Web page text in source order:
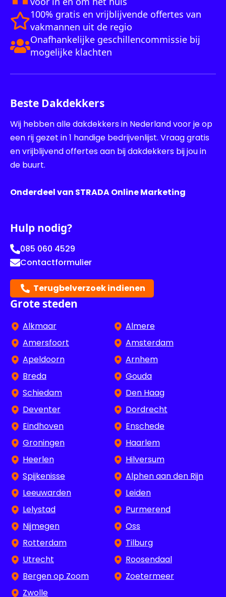
100% gratis en vrijblijvende offertes van
vakmannen uit de regio
Onafhankelijke geschillencommissie bij
mogelijke klachten
Beste Dakdekkers
Wij hebben alle dakdekkers in Nederland voor je op
een rij gezet in 1 handige bedrijvenlijst. Vraag gratis
en vrijblijvend offertes aan bij dakdekkers bij jou in
de buurt.
Onderdeel van STRADA Online Marketing
Hulp nodig?
085 060 4529
Contactformulier
Terugbelverzoek indienen
Grote steden
Alkmaar
Almere
Amersfoort
Amsterdam
Apeldoorn
Arnhem
Breda
Gouda
Schiedam
Den Haag
Deventer
Dordrecht
Eindhoven
Enschede
Groningen
Haarlem
Heerlen
Hilversum
Spijkenisse
Alphen aan den Rijn
Leeuwarden
Leiden
Lelystad
Purmerend
Nijmegen
Oss
Rotterdam
Tilburg
Utrecht
Roosendaal
Bergen op Zoom
Zoetermeer
Zwolle